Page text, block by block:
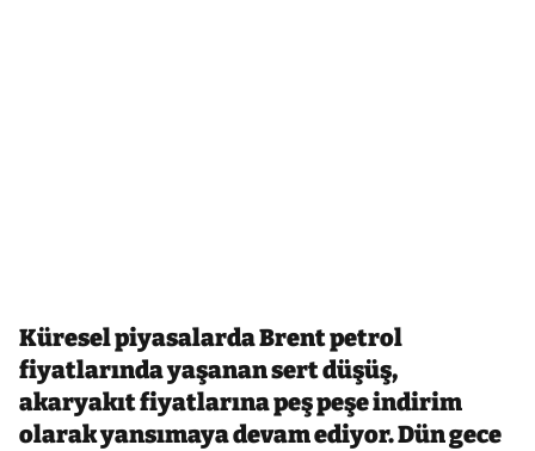
Küresel piyasalarda Brent petrol
fiyatlarında yaşanan sert düşüş,
akaryakıt fiyatlarına peş peşe indirim
olarak yansımaya devam ediyor. Dün gece